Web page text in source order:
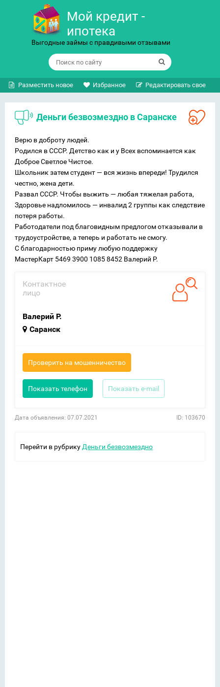
Мой кредит -
ипотека
Выгодные займы с правдивыми отзывами
Разместить новое Избранное Редактировать свое
Деньги безвозмездно в Саранске
Верю в доброту людей.
Родился в СССР. Детство как и у Всех вспоминается как
Доброе Светлое Чистое.
Школьник затем студент — вся жизнь впереди! Трудился
честно, жена дети.
Развал СССР. Чтобы выжить — любая тяжелая работа,
Здоровье надломилось — инвалид 2 группы как следствие
потеря работы.
Работодатели под благовидным предлогом отказывали в
трудоустройстве, а теперь и работать не смогу.
С благодарностью приму любую поддержку
МастерКарт 5469 3900 1085 8452 Валерий Р.
Контактное
лицо
Валерий Р.
Саранск
Проверить на мошенничество
Показать телефон Показать e-mail
Дата объявления: 07.07.2021 ID: 103670
Перейти в рубрику Деньги безвозмездно